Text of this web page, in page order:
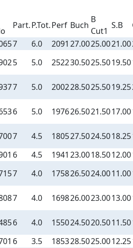
Part.P.Tot.Perf Buch
B
Cut1
S.B
7 6.0 2091 27.0025.0021.00
5 5.0 252230.5025.5019.50
7 5.0 200228.5025.5019.25
6 5.0 197626.5021.5017.00
7 4.5 180527.5024.5018.25
6 4.5 1941 23.0018.5012.00
7 4.0 175826.5024.0011.00
7 4.0 169826.0023.0013.00
6 4.0 155024.5020.5011.50
6 3.5 185328.5025.0012.25